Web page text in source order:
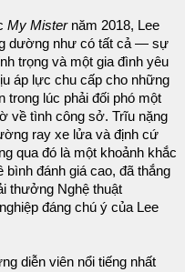
My Misternăm 2018, Lee
dường như có tất cả — sự
trọng và một gia đình yêu
áp lực chu cấp cho những
lúc phải đối phó một
về tình công sở. Trĩu nặng
ray xe lửa và định cứ
qua đó là một khoảnh khắc
đánh giá cao, đã thắng
thưởng Nghệ thuật
đáng chú ý của Lee
diễn viên nổi tiếng nhất